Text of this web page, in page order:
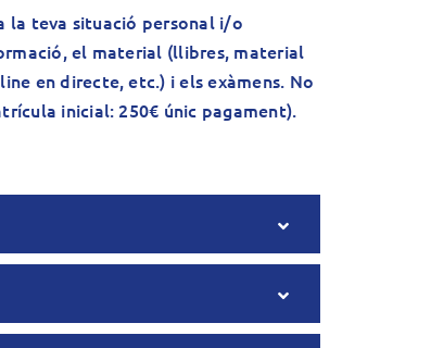
la teva situació personal i/o
el material (llibres, material
en directe, etc.) i els exàmens. No
inicial: 250€ únic pagament).